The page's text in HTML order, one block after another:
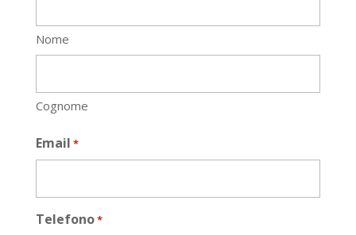
Nome
Cognome
Email *
Telefono*